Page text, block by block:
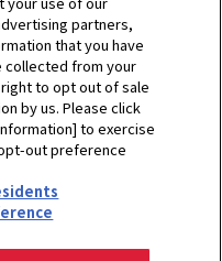
LTD. All rights reserved.
シー
partners,
that you have
collected from your
to opt out of sale
by us. Please click
to exercise
out preference